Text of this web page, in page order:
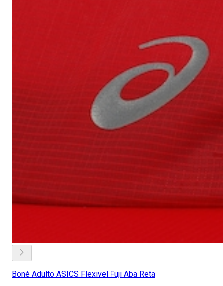
Boné Adulto ASICS Flexivel Fuji Aba Reta